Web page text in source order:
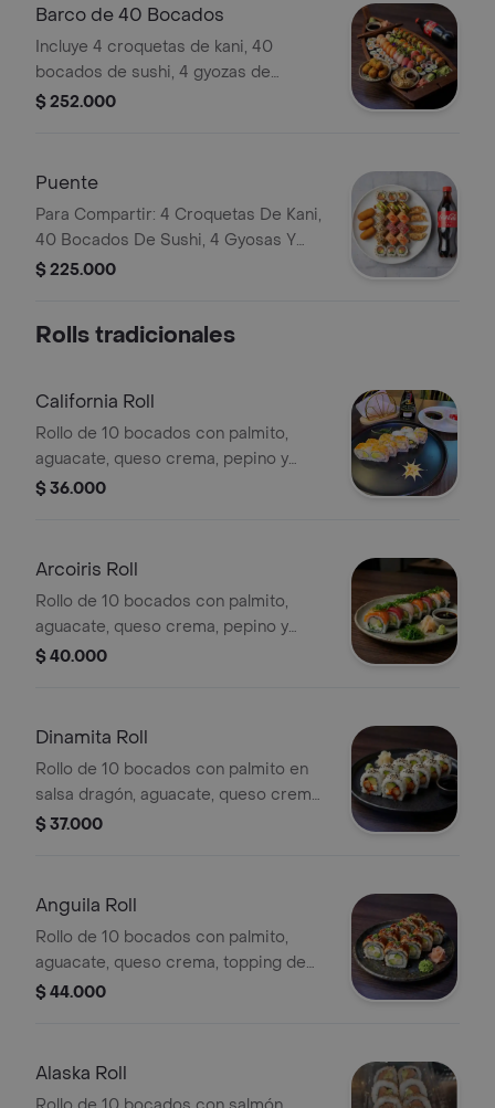
Barco de 40 Bocados
Incluye 4 croquetas de kani, 40
bocados de sushi, 4 gyozas de
proteína a elección y gaseosa de 1.5
$ 252.000
Puente
Para Compartir: 4 Croquetas De Kani,
40 Bocados De Sushi, 4 Gyosas Y
Gaseosa De 1.5 Litros.
$ 225.000
Rolls tradicionales
California Roll
Rollo de 10 bocados con palmito,
aguacate, queso crema, pepino y
ajonjolí.
$ 36.000
Arcoiris Roll
Rollo de 10 bocados con palmito,
aguacate, queso crema, pepino y
topping de salmón, atún, tilapia,
$ 40.000
Dinamita Roll
Rollo de 10 bocados con palmito en
salsa dragón, aguacate, queso crema
y ajonjolí.
$ 37.000
Anguila Roll
Rollo de 10 bocados con palmito,
aguacate, queso crema, topping de
anguila y salsa de anguila.
$ 44.000
Alaska Roll